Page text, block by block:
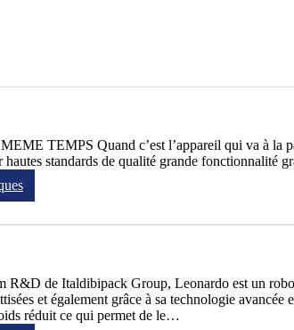
TEMPS Quand c’est l’appareil qui va à la
standards de qualité grande fonctionnalité
de Italdibipack Group, Leonardo est un robot
et également grâce à sa technologie
réduit ce qui permet de le…